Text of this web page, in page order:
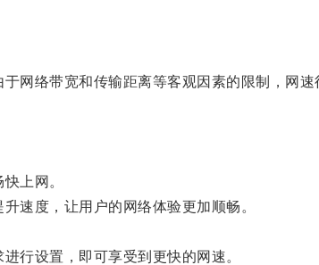
络带宽和传输距离等客观因素的限制，网速
上网。
度，让用户的网络体验更加顺畅。
设置，即可享受到更快的网速。